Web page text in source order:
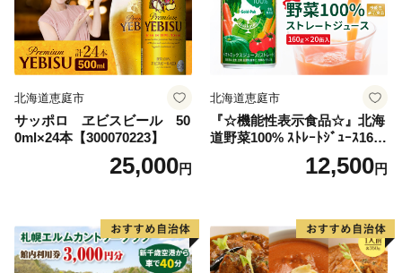
北海道恵庭市
サッポロ ヱビスビール 50
0ml×24本【300070223】
25,000円
北海道恵庭市
『☆機能性表示食品☆』北海
道野菜100% ｽﾄﾚｰﾄｼﾞｭｰｽ160
g×20缶入【06001002】
12,500円